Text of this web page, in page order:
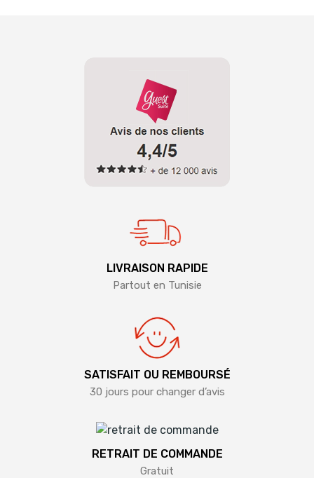
LIVRAISON RAPIDE
Partout en Tunisie
SATISFAIT OU REMBOURSÉ
30 jours pour changer d’avis
RETRAIT DE COMMANDE
Gratuit